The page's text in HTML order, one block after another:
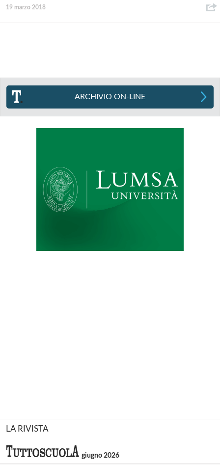
19 marzo 2018
ARCHIVIO ON-LINE
LA RIVISTA
giugno 2026